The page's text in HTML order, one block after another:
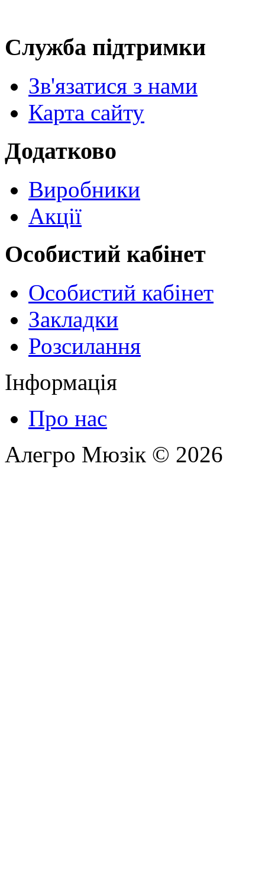
Служба підтримки
Зв'язатися з нами
Карта сайту
Додатково
Виробники
Акції
Особистий кабінет
Особистий кабінет
Закладки
Розсилання
Інформація
Про нас
Алегро Мюзік © 2026